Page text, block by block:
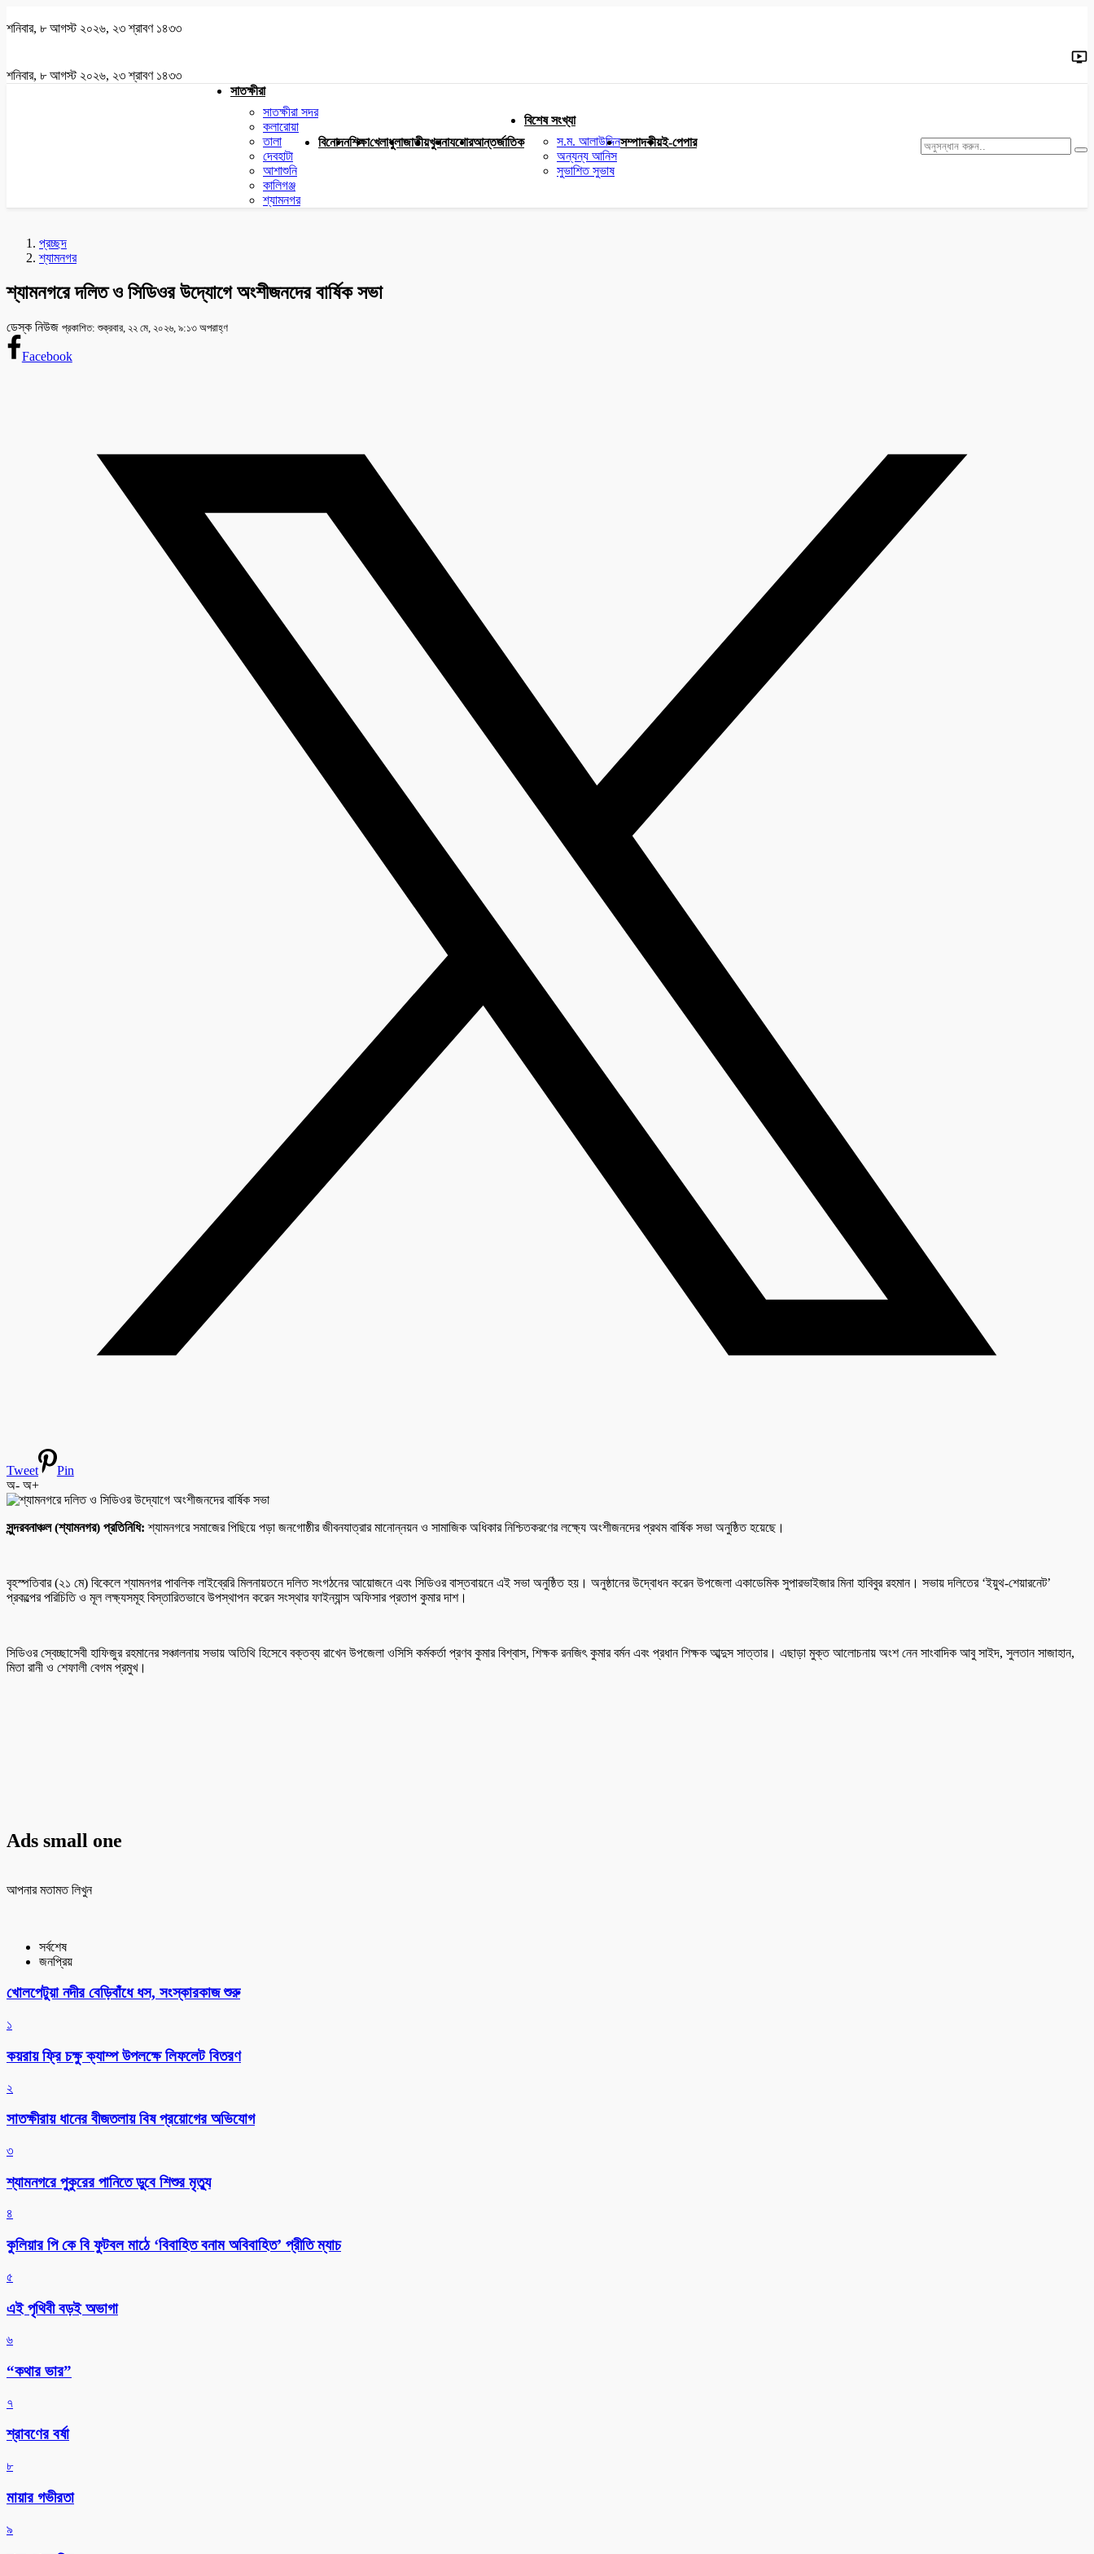
শনিবার, ৮ আগস্ট ২০২৬, ২৩ শ্রাবণ ১৪৩৩
শনিবার, ৮ আগস্ট ২০২৬, ২৩ শ্রাবণ ১৪৩৩
সাতক্ষীরা
সাতক্ষীরা সদর
কলারোয়া
তালা
দেবহাটা
আশাশুনি
কালিগঞ্জ
শ্যামনগর
বিনোদনশিক্ষাখেলাধুলাজাতীয়খুলনাযশোরআন্তর্জাতিক
বিশেষ সংখ্যা
স.ম. আলাউদ্দিন
অন্যন্য আনিস
সুভাশিত সুভাষ
সম্পাদকীয়ই-পেপার
প্রচ্ছদ
শ্যামনগর
শ্যামনগরে দলিত ও সিডিওর উদ্যোগে অংশীজনদের বার্ষিক সভা
ডেস্ক নিউজ প্রকাশিত: শুক্রবার, ২২ মে, ২০২৬, ৯:১৩ অপরাহ্ণ
Facebook
Tweet
Pin
অ- অ+
সুন্দরবনাঞ্চল (শ্যামনগর) প্রতিনিধি: শ্যামনগরে সমাজের পিছিয়ে পড়া জনগোষ্ঠীর জীবনযাত্রার মানোন্নয়ন ও সামাজিক অধিকার নিশ্চিতকরণের লক্ষ্যে অংশীজনদের প্রথম বার্ষিক সভা অনুষ্ঠিত হয়েছে।
বৃহস্পতিবার (২১ মে) বিকেলে শ্যামনগর পাবলিক লাইব্রেরি মিলনায়তনে দলিত সংগঠনের আয়োজনে এবং সিডিওর বাস্তবায়নে এই সভা অনুষ্ঠিত হয়। অনুষ্ঠানের উদ্বোধন করেন উপজেলা একাডেমিক সুপারভাইজার মিনা হাবিবুর রহমান। সভায় দলিতের ‘ইয়ুথ-শেয়ারনেট’
প্রকল্পের পরিচিতি ও মূল লক্ষ্যসমূহ বিস্তারিতভাবে উপস্থাপন করেন সংস্থার ফাইন্যান্স অফিসার প্রতাপ কুমার দাশ।
সিডিওর স্বেচ্ছাসেবী হাফিজুর রহমানের সঞ্চালনায় সভায় অতিথি হিসেবে বক্তব্য রাখেন উপজেলা ওসিসি কর্মকর্তা প্রণব কুমার বিশ্বাস, শিক্ষক রনজিৎ কুমার বর্মন এবং প্রধান শিক্ষক আব্দুস সাত্তার। এছাড়া মুক্ত আলোচনায় অংশ নেন সাংবাদিক আবু সাইদ, সুলতান সাজাহান,
মিতা রানী ও শেফালী বেগম প্রমুখ।
Ads small one
আপনার মতামত লিখুন
সর্বশেষ
জনপ্রিয়
খোলপেটুয়া নদীর বেড়িবাঁধে ধস, সংস্কারকাজ শুরু
১
কয়রায় ফ্রি চক্ষু ক্যাম্প উপলক্ষে লিফলেট বিতরণ
২
সাতক্ষীরায় ধানের বীজতলায় বিষ প্রয়োগের অভিযোগ
৩
শ্যামনগরে পুকুরের পানিতে ডুবে শিশুর মৃত্যু
৪
কুলিয়ার পি কে বি ফুটবল মাঠে ‘বিবাহিত বনাম অবিবাহিত’ প্রীতি ম্যাচ
৫
এই পৃথিবী বড়ই অভাগা
৬
“কথার ভার”
৭
শ্রাবণের বর্ষা
৮
মায়ার গভীরতা
৯